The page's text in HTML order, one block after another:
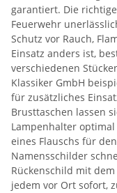
garantiert. Die
Feuerwehr
Schutz vor Rauch,
Einsatz anders ist,
verschiedenen
Klassiker GmbH
für zusätzliches
Brusttaschen lassen
Lampenhalter
eines Flauschs für
Namensschilder
Rückenschild mit
jedem vor Ort sofort,